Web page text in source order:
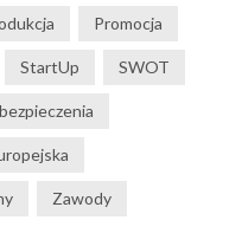
Promocja
StartUp SWOT
Zawody